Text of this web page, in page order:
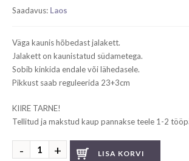
Saadavus: Laos
Väga kaunis hõbedast jalakett.
Jalakett on kaunistatud südametega.
Sobib kinkida endale või lähedasele.
Pikkust saab reguleerida 23+3cm
KIIRE TARNE!
Tellitud ja makstud kaup pannakse teele 1-2
Hõbedast
LISA KORVI